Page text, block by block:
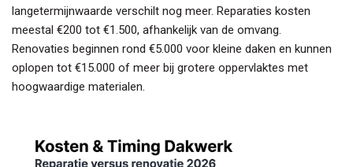
langetermijnwaarde verschilt nog meer. Reparaties kosten
meestal €200 tot €1.500, afhankelijk van de omvang.
Renovaties beginnen rond €5.000 voor kleine daken en kunnen
oplopen tot €15.000 of meer bij grotere oppervlaktes met
hoogwaardige materialen.